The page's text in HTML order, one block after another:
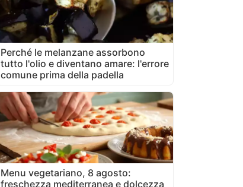
Perché le melanzane assorbono
tutto l'olio e diventano amare: l'errore
comune prima della padella
Menu vegetariano, 8 agosto:
freschezza mediterranea e dolcezza